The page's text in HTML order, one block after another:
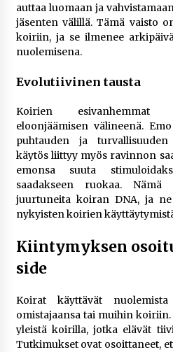
10 euron
auttaa luomaan ja
jäsenten välillä. Tämä vaisto
koiriin, ja se ilmenee
nuolemisena.
Evolutiivinen tausta
Koirien esivanhemmat
eloonjäämisen välineenä.
puhtauden ja
käytös liittyy myös ravinnon
emonsa suuta
saadakseen ruokaa.
juurtuneita koiran DNA, ja
nykyisten koirien
Kiintymyksen
side
Koirat käyttävät nuolemista
omistajaansa tai muihin
yleistä koirilla, jotka elävät
Tutkimukset ovat osoittaneet,